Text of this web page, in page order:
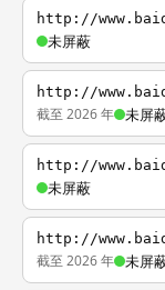
http://
未屏蔽
http://
截至 2026 年 未屏
http://
未屏蔽
http://
截至 2026 年 未屏